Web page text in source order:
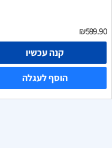
₪599.90
קנה עכשיו
הוסף לעגלה